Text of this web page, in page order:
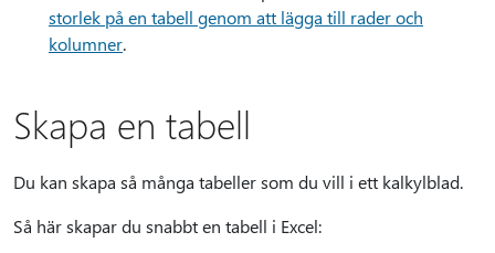
storlek på en tabell genom att lägga till rader och
kolumner.
Skapa en tabell
Du kan skapa så många tabeller som du vill i ett kalkylblad.
Så här skapar du snabbt en tabell i Excel: